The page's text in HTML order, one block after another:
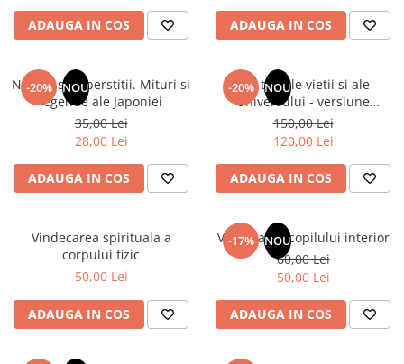
Audiobook
Religie
Crestinism
ScienceConnection
SelfHealing
Sanatate
Masaj
ADAUGA IN COS ADAUGA IN COS
-20% NOU
Natura si superstitii. Mituri si
legende ale Japoniei
35,00 Lei
28,00 Lei
ADAUGA IN COS
-20% NOU
Din tainele vietii si ale
Universului - versiune
originala din 1939. Volumele I-
III. Cutie de colectie -Scarlat
Demetrescu
150,00 Lei
120,00 Lei
ADAUGA IN COS
Vindecarea spirituala a
corpului fizic
50,00 Lei
ADAUGA IN COS
-17% NOU
Vindecarea copilului interior
60,00 Lei
50,00 Lei
ADAUGA IN COS